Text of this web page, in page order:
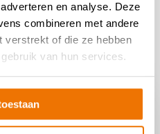
en analyse. Deze
combineren met andere
verstrekt of die ze hebben
van hun services.